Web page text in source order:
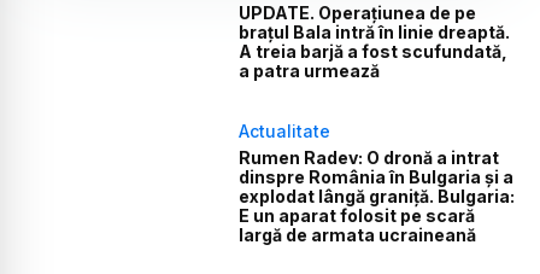
UPDATE. Operațiunea de pe
brațul Bala intră în linie dreaptă.
A treia barjă a fost scufundată,
a patra urmează
Actualitate
Rumen Radev: O dronă a intrat
dinspre România în Bulgaria și a
explodat lângă graniță. Bulgaria:
E un aparat folosit pe scară
largă de armata ucraineană